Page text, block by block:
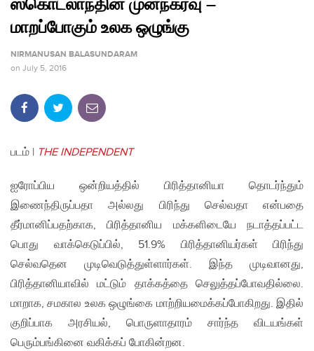
ஸ்கொட்லாந்தின் முன்நகர்வு –
மாறப்போகும் உலக ஒழுங்கு
NIRMANUSAN BALASUNDARAM
on July 5, 2016
படம் | THE INDEPENDENT
ஐரோப்பிய ஒன்றியத்தில் பிரித்தானியா தொடர்ந்தும்
இணைந்திருப்பதா அல்லது பிரிந்து செல்வதா என்பதை
தீர்மானிப்பதற்காக, பிரித்தானிய மக்களிடையே நடாத்தப்பட்ட
பொது வாக்கெடுப்பில், 51.9% பிரித்தானியர்கள் பிரிந்து
செல்வதென முடிவெடுத்துள்ளார்கள். இந்த முடிவானது,
பிரித்தானியாவில் மட்டும் தாக்கத்தை செலுத்தப்போவதில்லை.
மாறாக, சமகால உலக ஒழுங்கை மாற்றியமைக்கப்போகிறது. இதில்
குறிப்பாக அரசியல், பொருளாதாரம் சார்ந்த விடயங்கள்
பெரும்பங்கினை வகிக்கப் போகின்றன.